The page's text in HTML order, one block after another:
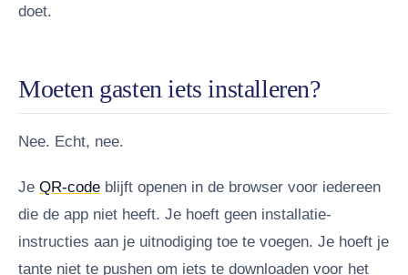
doet.
Moeten gasten iets installeren?
Nee. Echt, nee.
Je QR-code blijft openen in de browser voor iedereen
die de app niet heeft. Je hoeft geen installatie-
instructies aan je uitnodiging toe te voegen. Je hoeft je
tante niet te pushen om iets te downloaden voor het